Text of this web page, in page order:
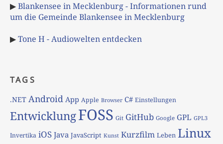
▶Blankensee in Mecklenburg - Informationen rund
um die Gemeinde Blankensee in Mecklenburg
▶Tone H - Audiowelten entdecken
TAGS
.NET Android App Apple Browser C# Einstellungen
EntwicklungFOSS Git GitHub Google GPL GPL3
Invertika iOS Java JavaScript Kunst Kurzfilm Leben Linux